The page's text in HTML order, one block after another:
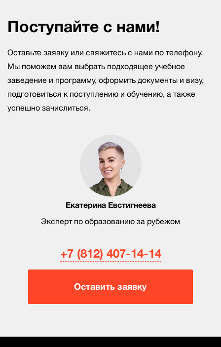
Поступайте с нами!
Екатерина Евстигнеева
Эксперт по образованию за рубежом
Оставьте заявку или свяжитесь с нами по телефону.
Мы поможем вам выбрать подходящее учебное
заведение и программу, оформить документы и визу,
подготовиться к поступлению и обучению, а также
успешно зачислиться.
+7 (812) 407-14-14
Оставить заявку